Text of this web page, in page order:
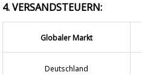
4. VERSANDSTEUERN:
Globaler Markt
Deutschland